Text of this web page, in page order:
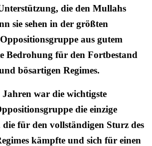
die den Mullahs
sie sehen in der größten
aus gutem
Bedrohung für den Fortbestand
bösartigen Regimes.
war die wichtigste
die einzige
für den vollständigen Sturz des
kämpfte und sich für einen